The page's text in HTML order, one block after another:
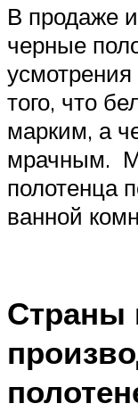
В продаже
черные
того, что
марким, а
мрачным.
полотенца
ванной